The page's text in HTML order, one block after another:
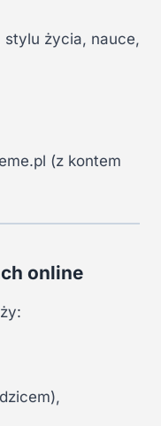
życia, nauce,
(z kontem
online